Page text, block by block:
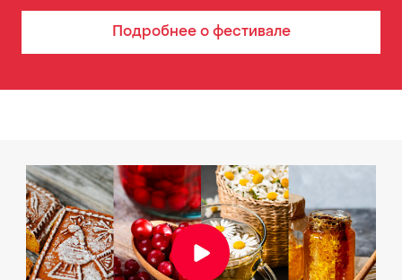
Подробнее о фестивале